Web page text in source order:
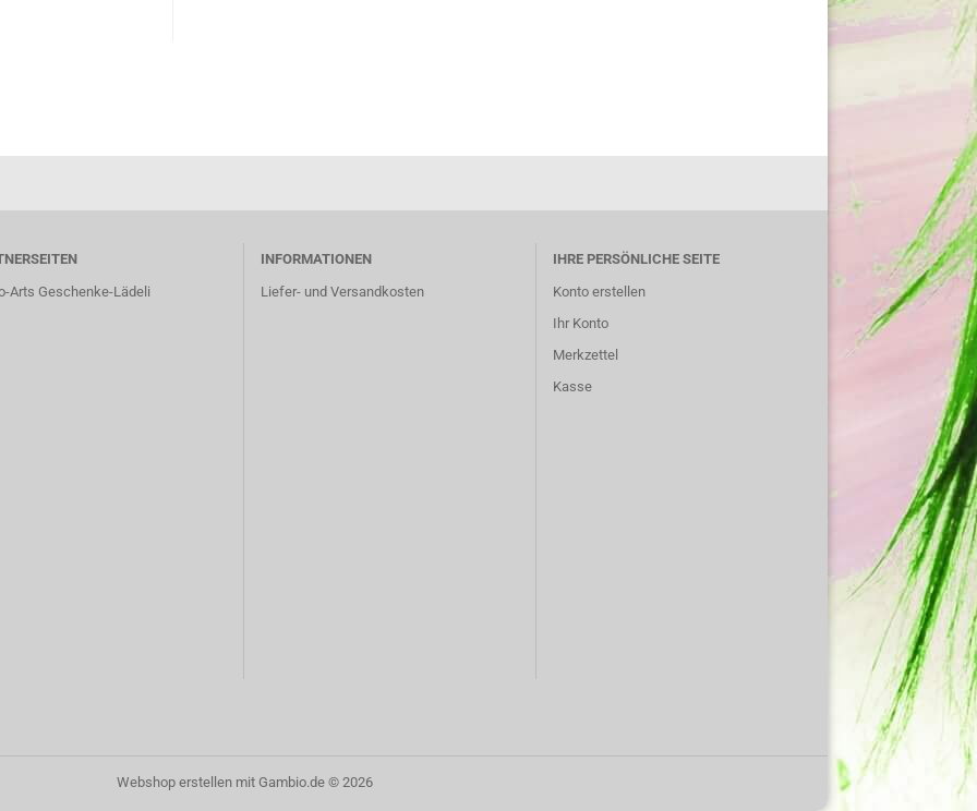
Arts Geschenke-Lädeli
INFORMATIONEN
Liefer- und Versandkosten
IHRE PERSÖNLICHE SEITE
Konto erstellen
Ihr Konto
Merkzettel
Kasse
Webshop erstellenmit Gambio.de © 2026